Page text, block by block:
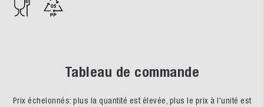
Tableau de commande
Prix échelonnés: plus la quantité est élevée, plus le prix à l'unité est